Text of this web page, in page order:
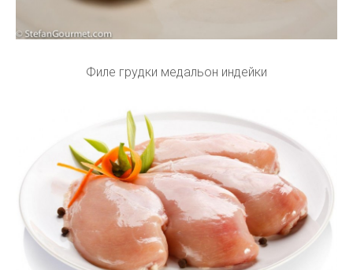
Филе грудки медальон индейки